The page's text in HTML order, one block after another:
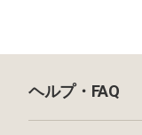
ヘルプ・FAQ